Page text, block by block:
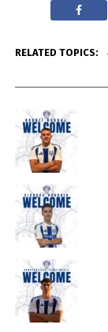
RELATED TOPICS: